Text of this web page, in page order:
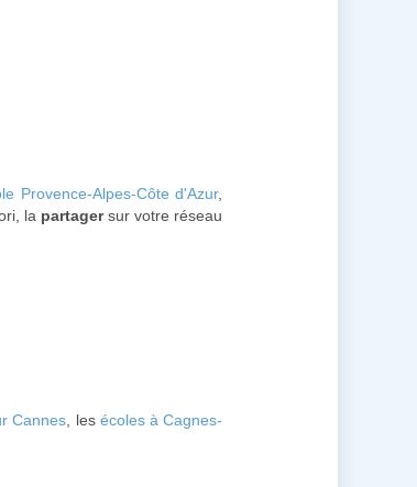
Provence-Alpes-Côte d'Azur,
la partagersur votre réseau
Cannes , les écoles à Cagnes-